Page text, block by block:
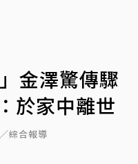
金澤驚傳驟
於家中離世
綜合報導